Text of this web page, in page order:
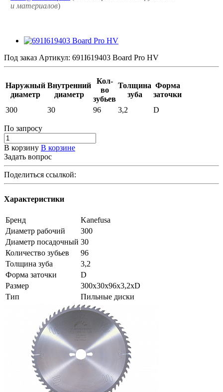
и материалов)
Под заказ Артикул: 691I619403 Board Pro HV
Наружный
диаметр
Внутренний
диаметр
Кол-
во
зубьев
Толщина
зуба
Форма
заточки
300
30 96 3,2 D
По запросу
В корзину В корзине
Задать вопрос
Поделиться ссылкой:
Характеристики
Бренд
Kanefusa
Диаметр рабочий
300
Диаметр посадочный 30
Количество зубьев
96
Толщина зуба
3,2
Форма заточки
D
Размер
300x30x96x3,2xD
Тип
Пильные диски